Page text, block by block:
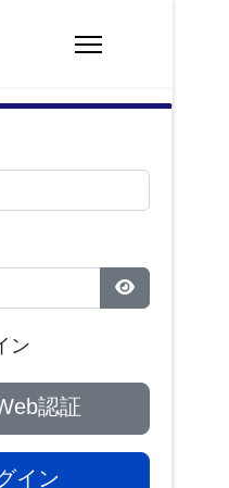
パスワード
ン
認証
イン